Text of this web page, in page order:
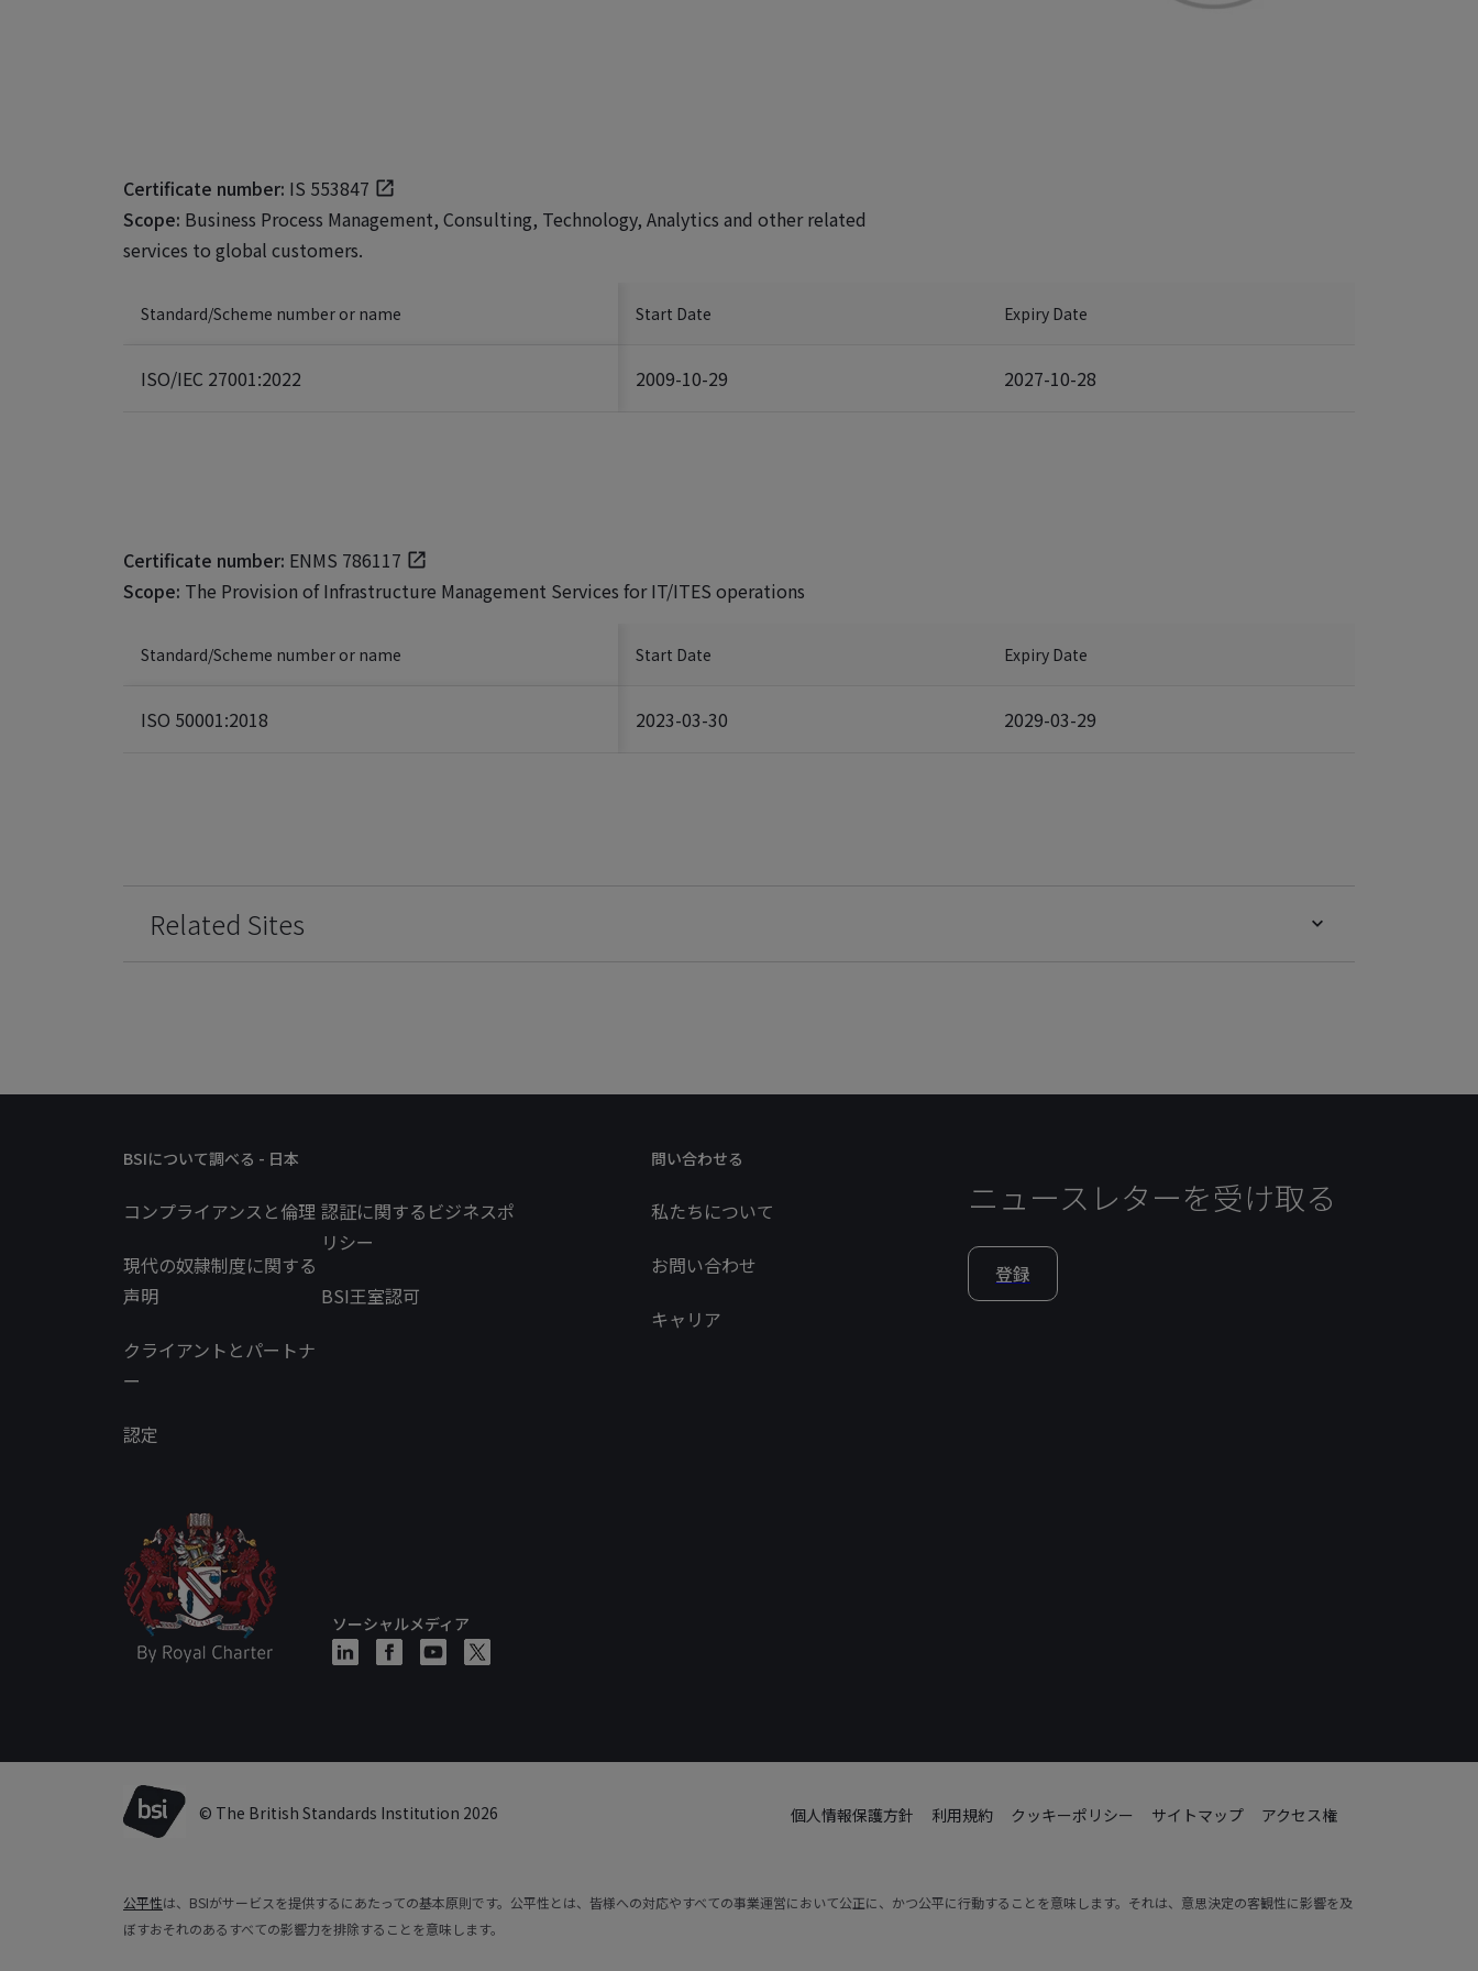
Certificate number: IS 553847
Scope: Business Process Management, Consulting, Technology, Analytics and other related
services to global customers.
Standard/Scheme number or name Start Date Expiry Date
ISO/IEC 27001:2022 2009-10-29 2027-10-28
Certificate number: ENMS 786117
Scope: The Provision of Infrastructure Management Services for IT/ITES operations
Standard/Scheme number or name Start Date Expiry Date
ISO 50001:2018 2023-03-30 2029-03-29
Related Sites
BSIについて調べる - 日本
コンプライアンスと倫理
現代の奴隷制度に関する
声明
クライアントとパートナ
ー
認定
認証に関するビジネスポ
リシー
BSI王室認可
ソーシャルメディア
問い合わせる
私たちについて
お問い合わせ
キャリア
ニュースレターを受け取る
登録
© The British Standards Institution 2026 個人情報保護方針 利用規約 クッキーポリシー サイトマップ アクセス権
公平性は、BSIがサービスを提供するにあたっての基本原則です。公平性とは、皆様への対応やすべての事業運営において公正に、かつ公平に行動することを意味します。それは、意思決定の客観性に影響を及
ぼすおそれのあるすべての影響力を排除することを意味します。